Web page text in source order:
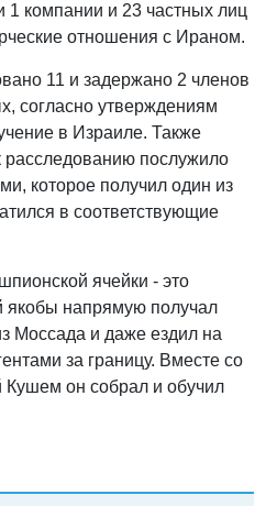
1 компании и 23 частных лиц
отношения с Ираном.
11 и задержано 2 членов
согласно утверждениям
в Израиле. Также
расследованию послужило
которое получил один из
в соответствующие
ячейки - это
якобы напрямую получал
Моссада и даже ездил на
за границу. Вместе со
он собрал и обучил